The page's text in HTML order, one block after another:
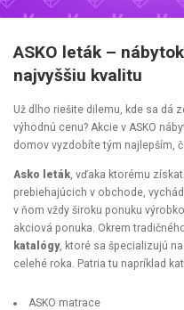
ASKO leták –
najvyššiu kvalitu
Už dlho riešite dilemu, kde sa dá
výhodnú cenu? Akcie v ASKO
domov vyzdobíte tým najlepším,
Asko leták , vďaka ktorému
prebiehajúcich v obchode,
v ňom vždy široku ponuku
akciová ponuka. Okrem
katalógy, ktoré sa špecializujú
celehé roka. Patria tu napríklad
ASKO matrace